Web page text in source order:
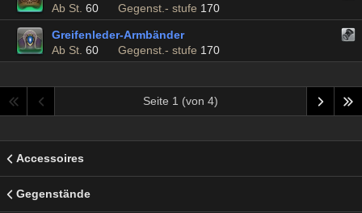
Ab St. 60 Gegenst.- stufe 170
Greifenleder-Armbänder
Ab St. 60 Gegenst.- stufe 170
Seite 1 (von 4)
Accessoires
Gegenstände